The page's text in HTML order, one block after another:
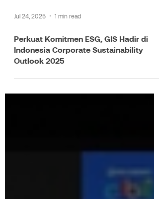
Jul 24, 2025 1 min read
Perkuat Komitmen ESG, GIS Hadir di
Outlook 2025